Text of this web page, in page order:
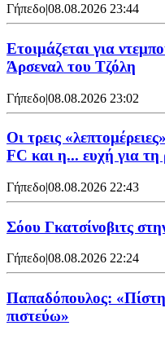
Γήπεδο|08.08.2026 23:44
Ετοιμάζεται για
Άρσεναλ του Τζόλη
Γήπεδο|08.08.2026 23:02
Οι τρεις
FC και η... ευχή για τη
Γήπεδο|08.08.2026 22:43
Σόου Γκατσίνοβιτς
Γήπεδο|08.08.2026 22:24
Παπαδόπουλος:
πιστεύω»